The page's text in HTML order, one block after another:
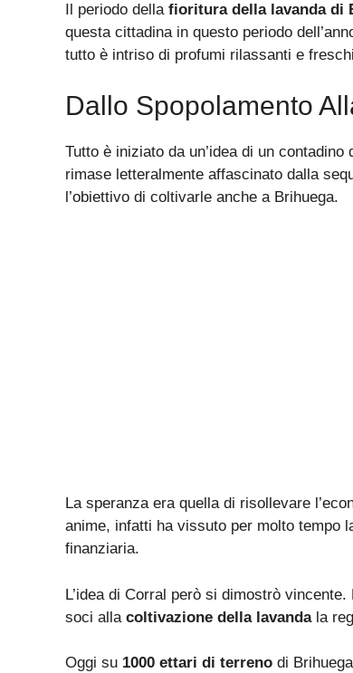
Il periodo della fioritura della lavanda di
questa cittadina in questo periodo
tutto è intriso di profumi rilassanti e
Dallo Spopolamento
Tutto è iniziato da un’idea di un contadino
rimase letteralmente affascinato dalla
l’obiettivo di coltivarle anche a Brihuega.
La speranza era quella di risollevare
anime, infatti ha vissuto per molto tempo
finanziaria.
L’idea di Corral però si dimostrò
soci alla coltivazione della lavandala
Oggi su 1000 ettari di terreno di